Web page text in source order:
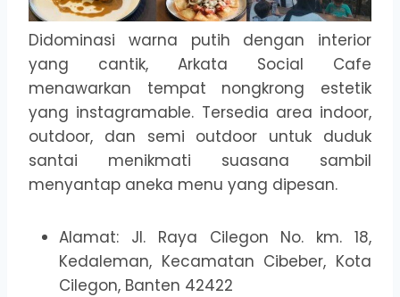
Didominasi warna putih dengan interior
yang cantik, Arkata Social Cafe
menawarkan tempat nongkrong estetik
yang instagramable. Tersedia area indoor,
outdoor, dan semi outdoor untuk duduk
santai menikmati suasana sambil
menyantap aneka menu yang dipesan.
Alamat: Jl. Raya Cilegon No. km. 18,
Kedaleman, Kecamatan Cibeber, Kota
Cilegon, Banten 42422